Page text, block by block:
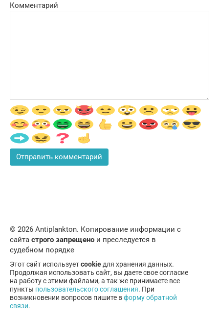
Комментарий
© 2026 Аntiplankton. Копирование информации с
сайта строго запрещено и преследуется в
судебном порядке
Этот сайт используетcookieдля хранения данных.
Продолжая использовать сайт, вы даете свое согласие
на работу с этими файлами, а так же принимаете все
пункты пользовательского соглашения. При
возникновении вопросов пишите вформу обратной
связи.